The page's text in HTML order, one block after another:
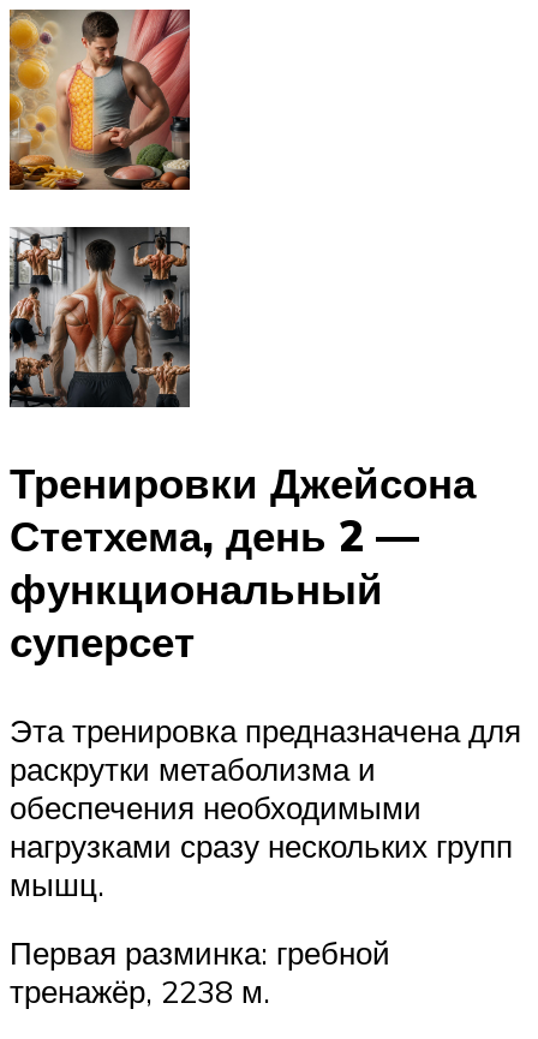
Тренировки Джейсона
Стетхема, день 2 —
функциональный
суперсет
Эта тренировка предназначена для
раскрутки метаболизма и
обеспечения необходимыми
нагрузками сразу нескольких групп
мышц.
Первая разминка: гребной
тренажёр, 2238 м.